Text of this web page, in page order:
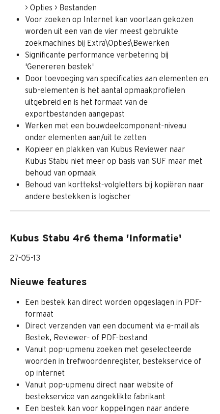
> Opties > Bestanden
Voor zoeken op Internet kan voortaan gekozen
worden uit een van de vier meest gebruikte
zoekmachines bij Extra\Opties\Bewerken
Significante performance verbetering bij
'Genereren bestek'
Door toevoeging van specificaties aan elementen en
sub-elementen is het aantal opmaakprofielen
uitgebreid en is het formaat van de
exportbestanden aangepast
Werken met een bouwdeelcomponent-niveau
onder elementen aan/uit te zetten
Kopieer en plakken van Kubus Reviewer naar
Kubus Stabu niet meer op basis van SUF maar met
behoud van opmaak
Behoud van korttekst-volgletters bij kopiëren naar
andere bestekken is logischer
Kubus Stabu 4r6 thema 'Informatie'
27-05-13
Nieuwe features
Een bestek kan direct worden opgeslagen in PDF-
formaat
Direct verzenden van een document via e-mail als
Bestek, Reviewer- of PDF-bestand
Vanuit pop-upmenu zoeken met geselecteerde
woorden in trefwoordenregister, bestekservice of
op internet
Vanuit pop-upmenu direct naar website of
bestekservice van aangeklikte fabrikant
Een bestek kan voor koppelingen naar andere